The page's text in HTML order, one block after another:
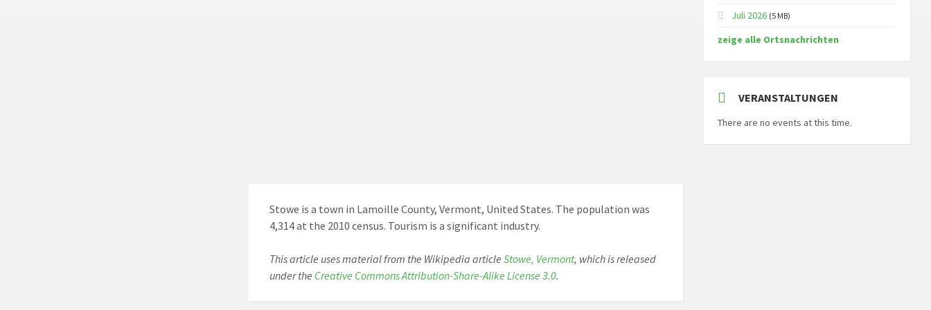
Stowe is a town in Lamoille County, Vermont, United States. The population was
4,314 at the 2010 census. Tourism is a significant industry.
This article uses material from the Wikipedia article Stowe, Vermont, which is released
under the Creative Commons Attribution-Share-Alike License 3.0.
Juli 2026 (5 MB)
zeige alle Ortsnachrichten
VERANSTALTUNGEN
There are no events at this time.